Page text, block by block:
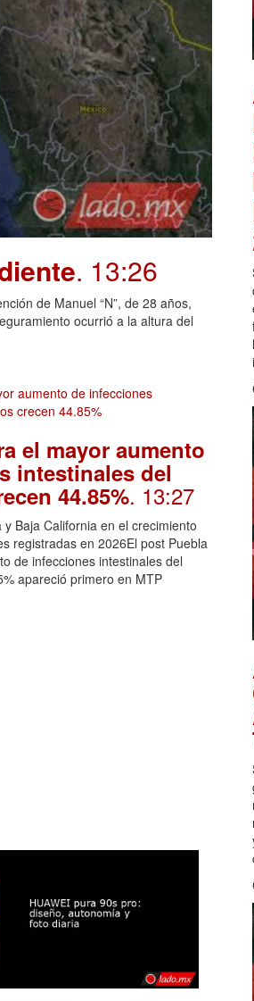
. 13:26
de Manuel “N”, de 28 años,
ocurrió a la altura del
el mayor aumento
intestinales del
44.85%. 13:27
Baja California en el crecimiento
registradas en 2026El post Puebla
de infecciones intestinales del
apareció primero en MTP